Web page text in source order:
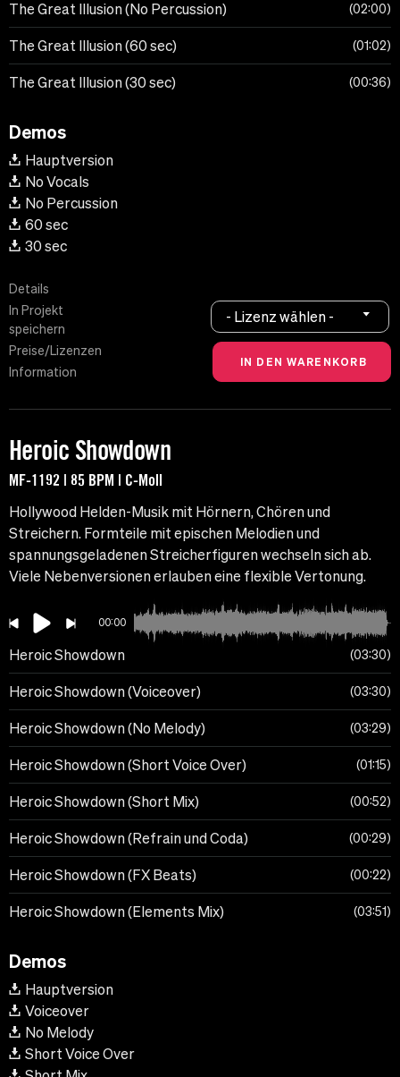
The Great Illusion (No Percussion) 02:00
The Great Illusion (60 sec) 01:02
The Great Illusion (30 sec) 00:36
Demos
Hauptversion
No Vocals
No Percussion
60 sec
30 sec
Details
In Projekt
speichern
Preise/Lizenzen
Information
- Lizenz wählen -
Heroic Showdown
MF-1192 | 85 BPM | C-Moll
Hollywood Helden-Musik mit Hörnern, Chören und
Streichern. Formteile mit epischen Melodien und
spannungsgeladenen Streicherfiguren wechseln sich ab.
Viele Nebenversionen erlauben eine flexible Vertonung.
00:00
Heroic Showdown 03:30
Heroic Showdown (Voiceover) 03:30
Heroic Showdown (No Melody) 03:29
Heroic Showdown (Short Voice Over) 01:15
Heroic Showdown (Short Mix) 00:52
Heroic Showdown (Refrain und Coda) 00:29
Heroic Showdown (FX Beats) 00:22
Heroic Showdown (Elements Mix) 03:51
Demos
Hauptversion
Voiceover
No Melody
Short Voice Over